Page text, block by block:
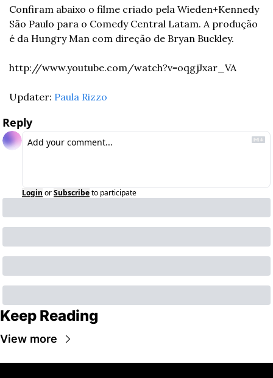
Confiram abaixo o filme criado pela Wieden+Kennedy
São Paulo para o Comedy Central Latam. A produção
é da Hungry Man com direção de Bryan Buckley.
http://www.youtube.com/watch?v=oqgjJxar_VA
Updater: Paula Rizzo
Reply
Login orSubscribeto participate
Keep Reading
View more